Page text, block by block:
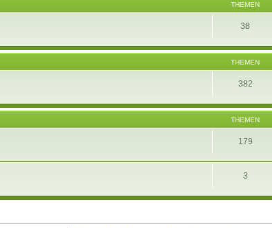
THEMEN
38
THEMEN
382
THEMEN
179
3